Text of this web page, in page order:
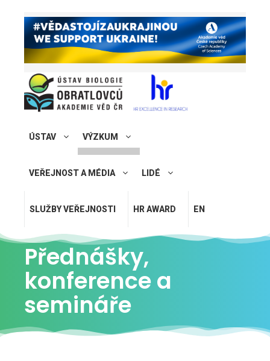
ÚSTAV VÝZKUM
VEŘEJNOST A MÉDIA LIDÉ
SLUŽBY VEŘEJNOSTI HR AWARD EN
Přednášky,
konference a
semináře